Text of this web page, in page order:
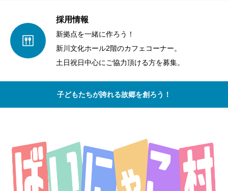
採用情報
新拠点を一緒に作ろう！
新川文化ホール2階のカフェコーナー。
土日祝日中心にご協力頂ける方を募集。
子どもたちが誇れる故郷を創ろう！